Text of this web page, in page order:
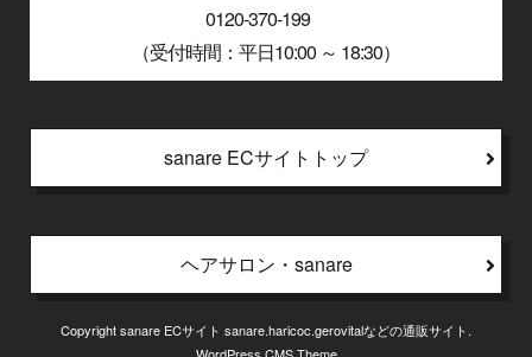
0120-370-199
（受付時間：平日10:00 ～ 18:30）
sanare ECサイトトップ
ヘアサロン・sanare
Copyright sanare ECサイト sanare.haricoc.gerovitalなどの通販サイト.